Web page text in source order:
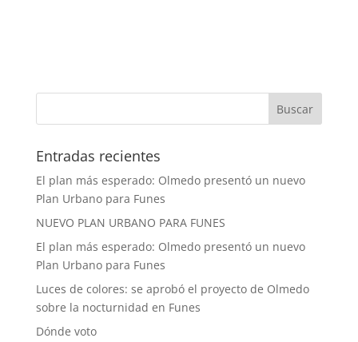
Entradas recientes
El plan más esperado: Olmedo presentó un nuevo
Plan Urbano para Funes
NUEVO PLAN URBANO PARA FUNES
El plan más esperado: Olmedo presentó un nuevo
Plan Urbano para Funes
Luces de colores: se aprobó el proyecto de Olmedo
sobre la nocturnidad en Funes
Dónde voto